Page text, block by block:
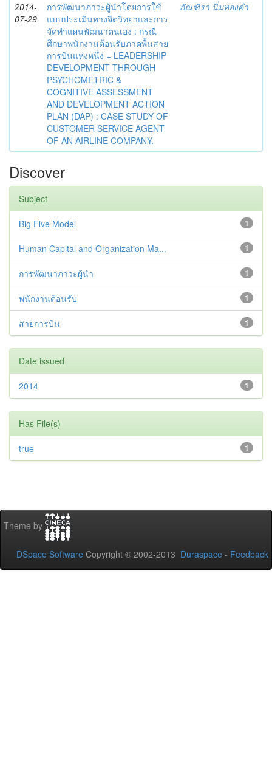
2014-
07-29
การพัฒนาภาวะผู้นำโดยการใช้
แบบประเมินทางจิตวิทยาและการ
จัดทำแผนพัฒนาตนเอง : กรณี
ศึกษาพนักงานต้อนรับภาคพื้นสาย
การบินแห่งหนึ่ง = LEADERSHIP
DEVELOPMENT THROUGH
PSYCHOMETRIC &
COGNITIVE ASSESSMENT
AND DEVELOPMENT ACTION
PLAN (DAP) : CASE STUDY OF
CUSTOMER SERVICE AGENT
OF AN AIRLINE COMPANY.
ภัณฑิรา นิ่มทองคำ
Discover
Subject
1
Big Five Model
1
Human Capital and Organization Ma...
1
การพัฒนาภาวะผู้นำ
1
พนักงานต้อนรับ
1
สายการบิน
Date issued
1
2014
Has File(s)
1
true
Theme by
DSpace Software Copyright © 2002-2013 Duraspace - Feedback